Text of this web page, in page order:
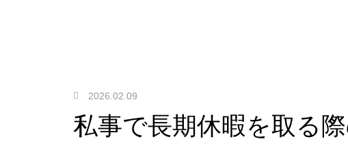
2026.02.09
私事で長期休暇を取る